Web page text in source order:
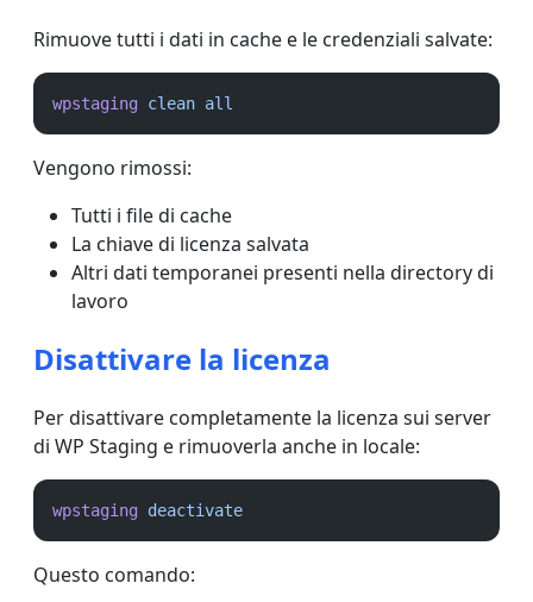
Rimuove tutti i dati in cache e le credenziali salvate:
wpstaging clean all
Vengono rimossi:
Tutti i file di cache
La chiave di licenza salvata
Altri dati temporanei presenti nella directory di
lavoro
Disattivare la licenza
Per disattivare completamente la licenza sui server
di WP Staging e rimuoverla anche in locale:
wpstaging deactivate
Questo comando: